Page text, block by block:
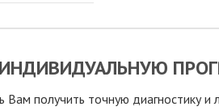
получить точную диагностику и